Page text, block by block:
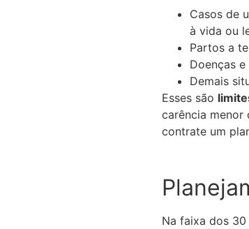
Casos de
à vida ou
Partos a
Doenças
Demais
Esses são
carência menor
contrate um
Na faixa dos 30